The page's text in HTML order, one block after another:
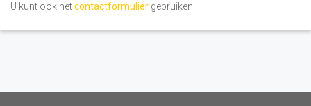
U kunt ook hetcontactformulier gebruiken.